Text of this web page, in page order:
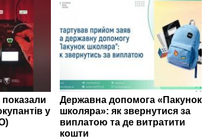
у
Державна допомога «Пакунок
школяра»: як звернутися за
виплатою та де витратити
кошти